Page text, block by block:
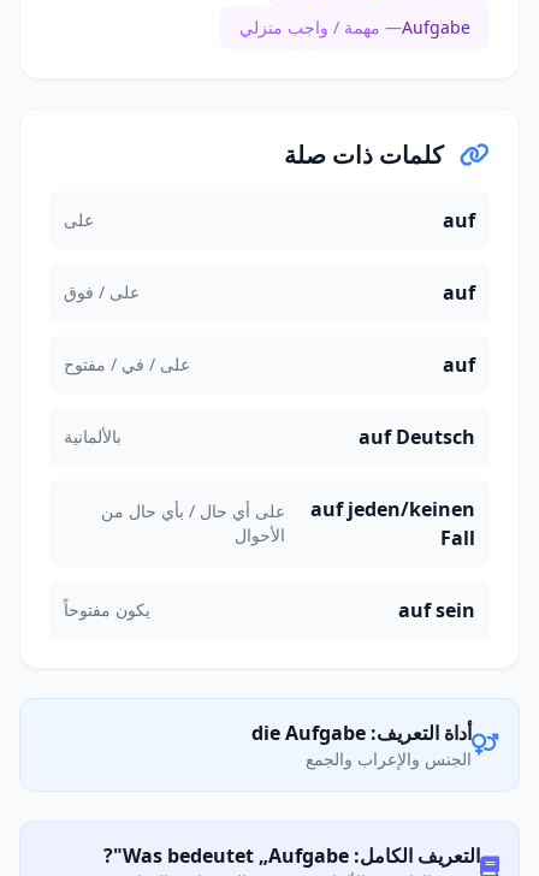
Aufgabe— مهمة / واجب منزلي
كلمات ذات صلة
auf على
auf على / فوق
auf على / في / مفتوح
auf Deutsch بالألمانية
auf jeden/keinen
Fall
على أي حال / بأي حال من
الأحوال
auf sein يكون مفتوحاً
أداة التعريف: die Aufgabe
الجنس والإعراب والجمع
التعريف الكامل: Was bedeutet „Aufgabe"?